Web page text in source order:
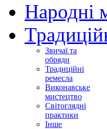
Народні
Звичаї та
обряди
Традиційні
ремесла
Виконавське
мистецтво
Світоглядні
практики
Інше